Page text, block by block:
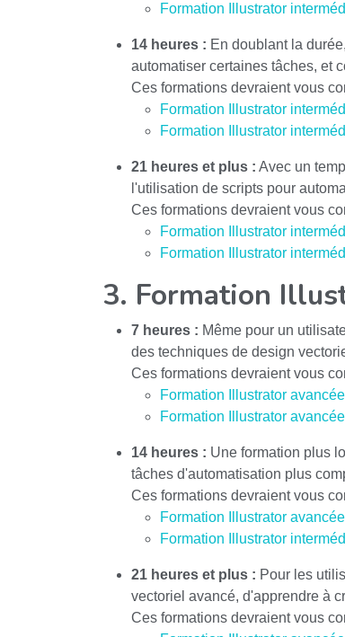
Formation Illustrator
14 heures : En doublant la
automatiser certaines tâches, et
Ces formations devraient vous
Formation Illustrator
Formation Illustrator
21 heures et plus : Avec un
l'utilisation de scripts pour
Ces formations devraient vous
Formation Illustrator
Formation Illustrator
3. Formation
7 heures : Même pour un
des techniques de design
Ces formations devraient vous
Formation Illustrator
Formation Illustrator
14 heures : Une formation plus
tâches d'automatisation plus
Ces formations devraient vous
Formation Illustrator
Formation Illustrator
21 heures et plus : Pour les
vectoriel avancé, d'apprendre à
Ces formations devraient vous